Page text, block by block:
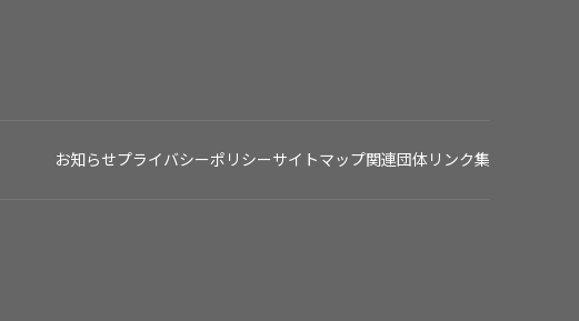
お知らせプライバシーポリシーサイトマップ関連団体リンク集